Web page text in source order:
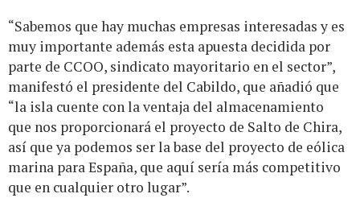
“Sabemos que hay muchas empresas interesadas y es
muy importante además esta apuesta decidida por
parte de CCOO, sindicato mayoritario en el sector”,
manifestó el presidente del Cabildo, que añadió que
“la isla cuente con la ventaja del almacenamiento
que nos proporcionará el proyecto de Salto de Chira,
así que ya podemos ser la base del proyecto de eólica
marina para España, que aquí sería más competitivo
que en cualquier otro lugar”.